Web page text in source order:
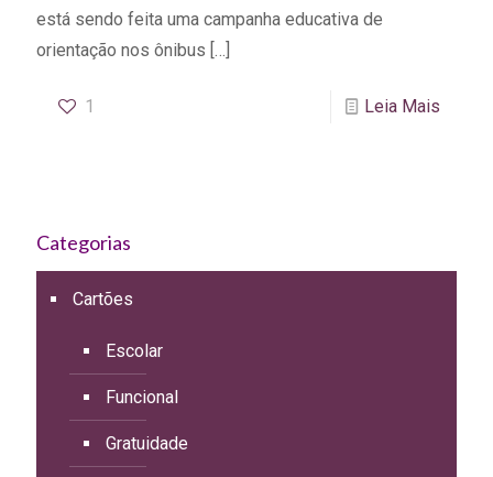
está sendo feita uma campanha educativa de
orientação nos ônibus […]
1 Leia Mais
Categorias
Cartões
Escolar
Funcional
Gratuidade